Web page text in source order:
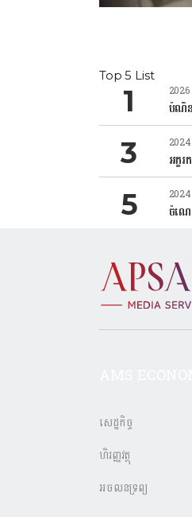
Top 5 List
2026
បំណិន
2024
អក្ខ
2024
ចំណេ
សេដ្ឋកិច្ច
ហិរញ្ញវត្ថុ
អចលនទ្រព្យ